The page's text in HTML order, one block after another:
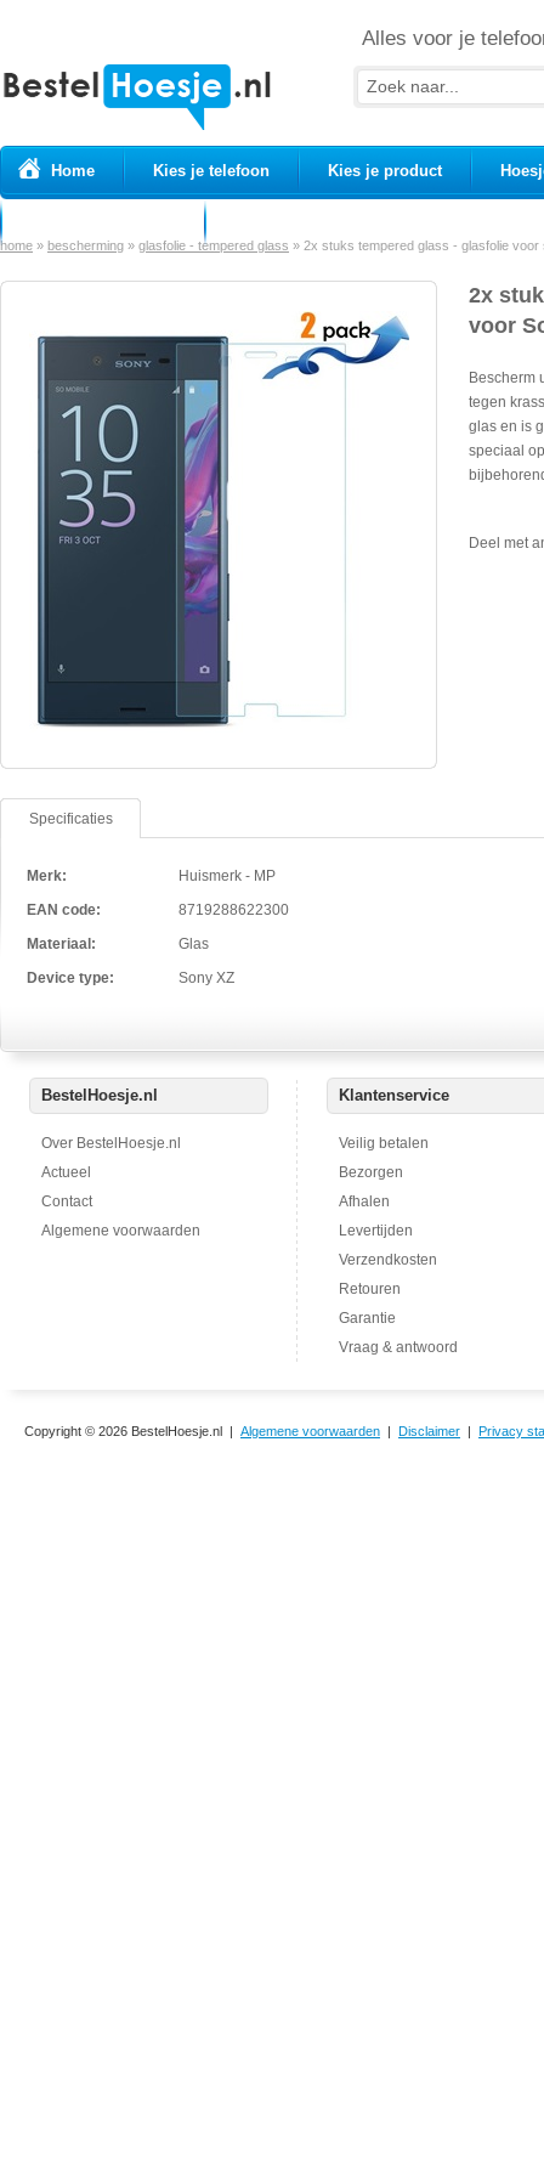
Alles voor je
Home Kies je telefoon Kies je product
home » bescherming » glasfolie - tempered glass » 2x stuks tempered glass - glasfolie
2x
voor
Bescherm
tegen
glas en is
speciaal
Deel met
Specificaties
Merk:
Huismerk - MP
EAN code:
8719288622300
Materiaal:
Glas
Device type:
Sony XZ
BestelHoesje.nl
Over BestelHoesje.nl
Actueel
Contact
Algemene voorwaarden
Klantenservice
Veilig betalen
Bezorgen
Afhalen
Levertijden
Verzendkosten
Retouren
Garantie
Vraag & antwoord
Copyright © 2026 BestelHoesje.nl | Algemene voorwaarden | Disclaimer | Privacy